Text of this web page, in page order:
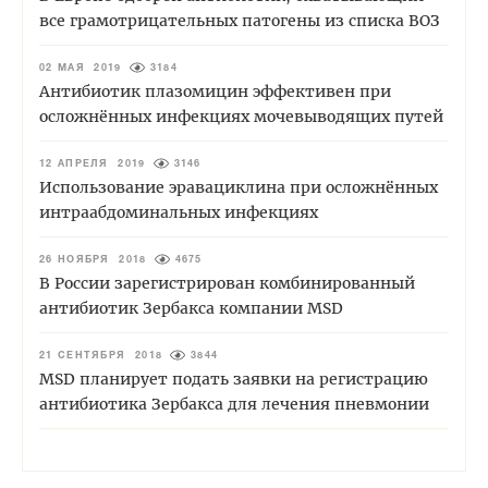
все грамотрицательных патогены из списка ВОЗ
02 МАЯ 2019 3184
Антибиотик плазомицин эффективен при
осложнённых инфекциях мочевыводящих путей
12 АПРЕЛЯ 2019 3146
Использование эравациклина при осложнённых
интраабдоминальных инфекциях
26 НОЯБРЯ 2018 4675
В России зарегистрирован комбинированный
антибиотик Зербакса компании MSD
21 СЕНТЯБРЯ 2018 3844
MSD планирует подать заявки на регистрацию
антибиотика Зербакса для лечения пневмонии